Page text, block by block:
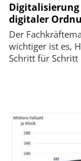
digitaler
Der
wichtiger ist es,
Schritt für Schritt